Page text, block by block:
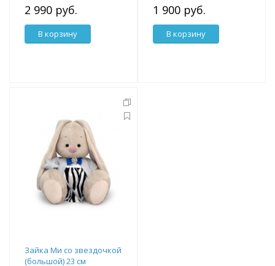
2 990 руб.
В корзину
1 900 руб.
В корзину
Зайка Ми со звездочкой
(большой) 23 см